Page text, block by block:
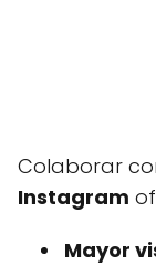
Colaborar
Instagram
Mayor